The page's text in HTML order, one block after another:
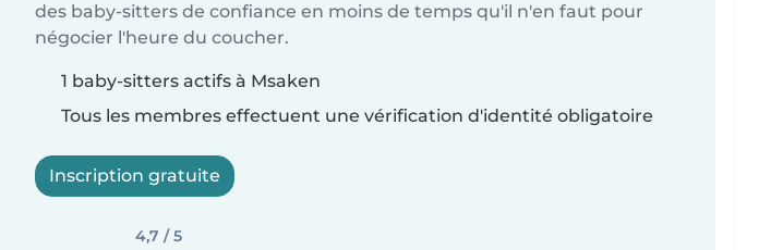
des baby-sitters de confiance en moins de temps qu'il n'en faut pour
négocier l'heure du coucher.
1 baby-sitters actifs à Msaken
Tous les membres effectuent une vérification d'identité obligatoire
Inscription gratuite
4,7 / 5